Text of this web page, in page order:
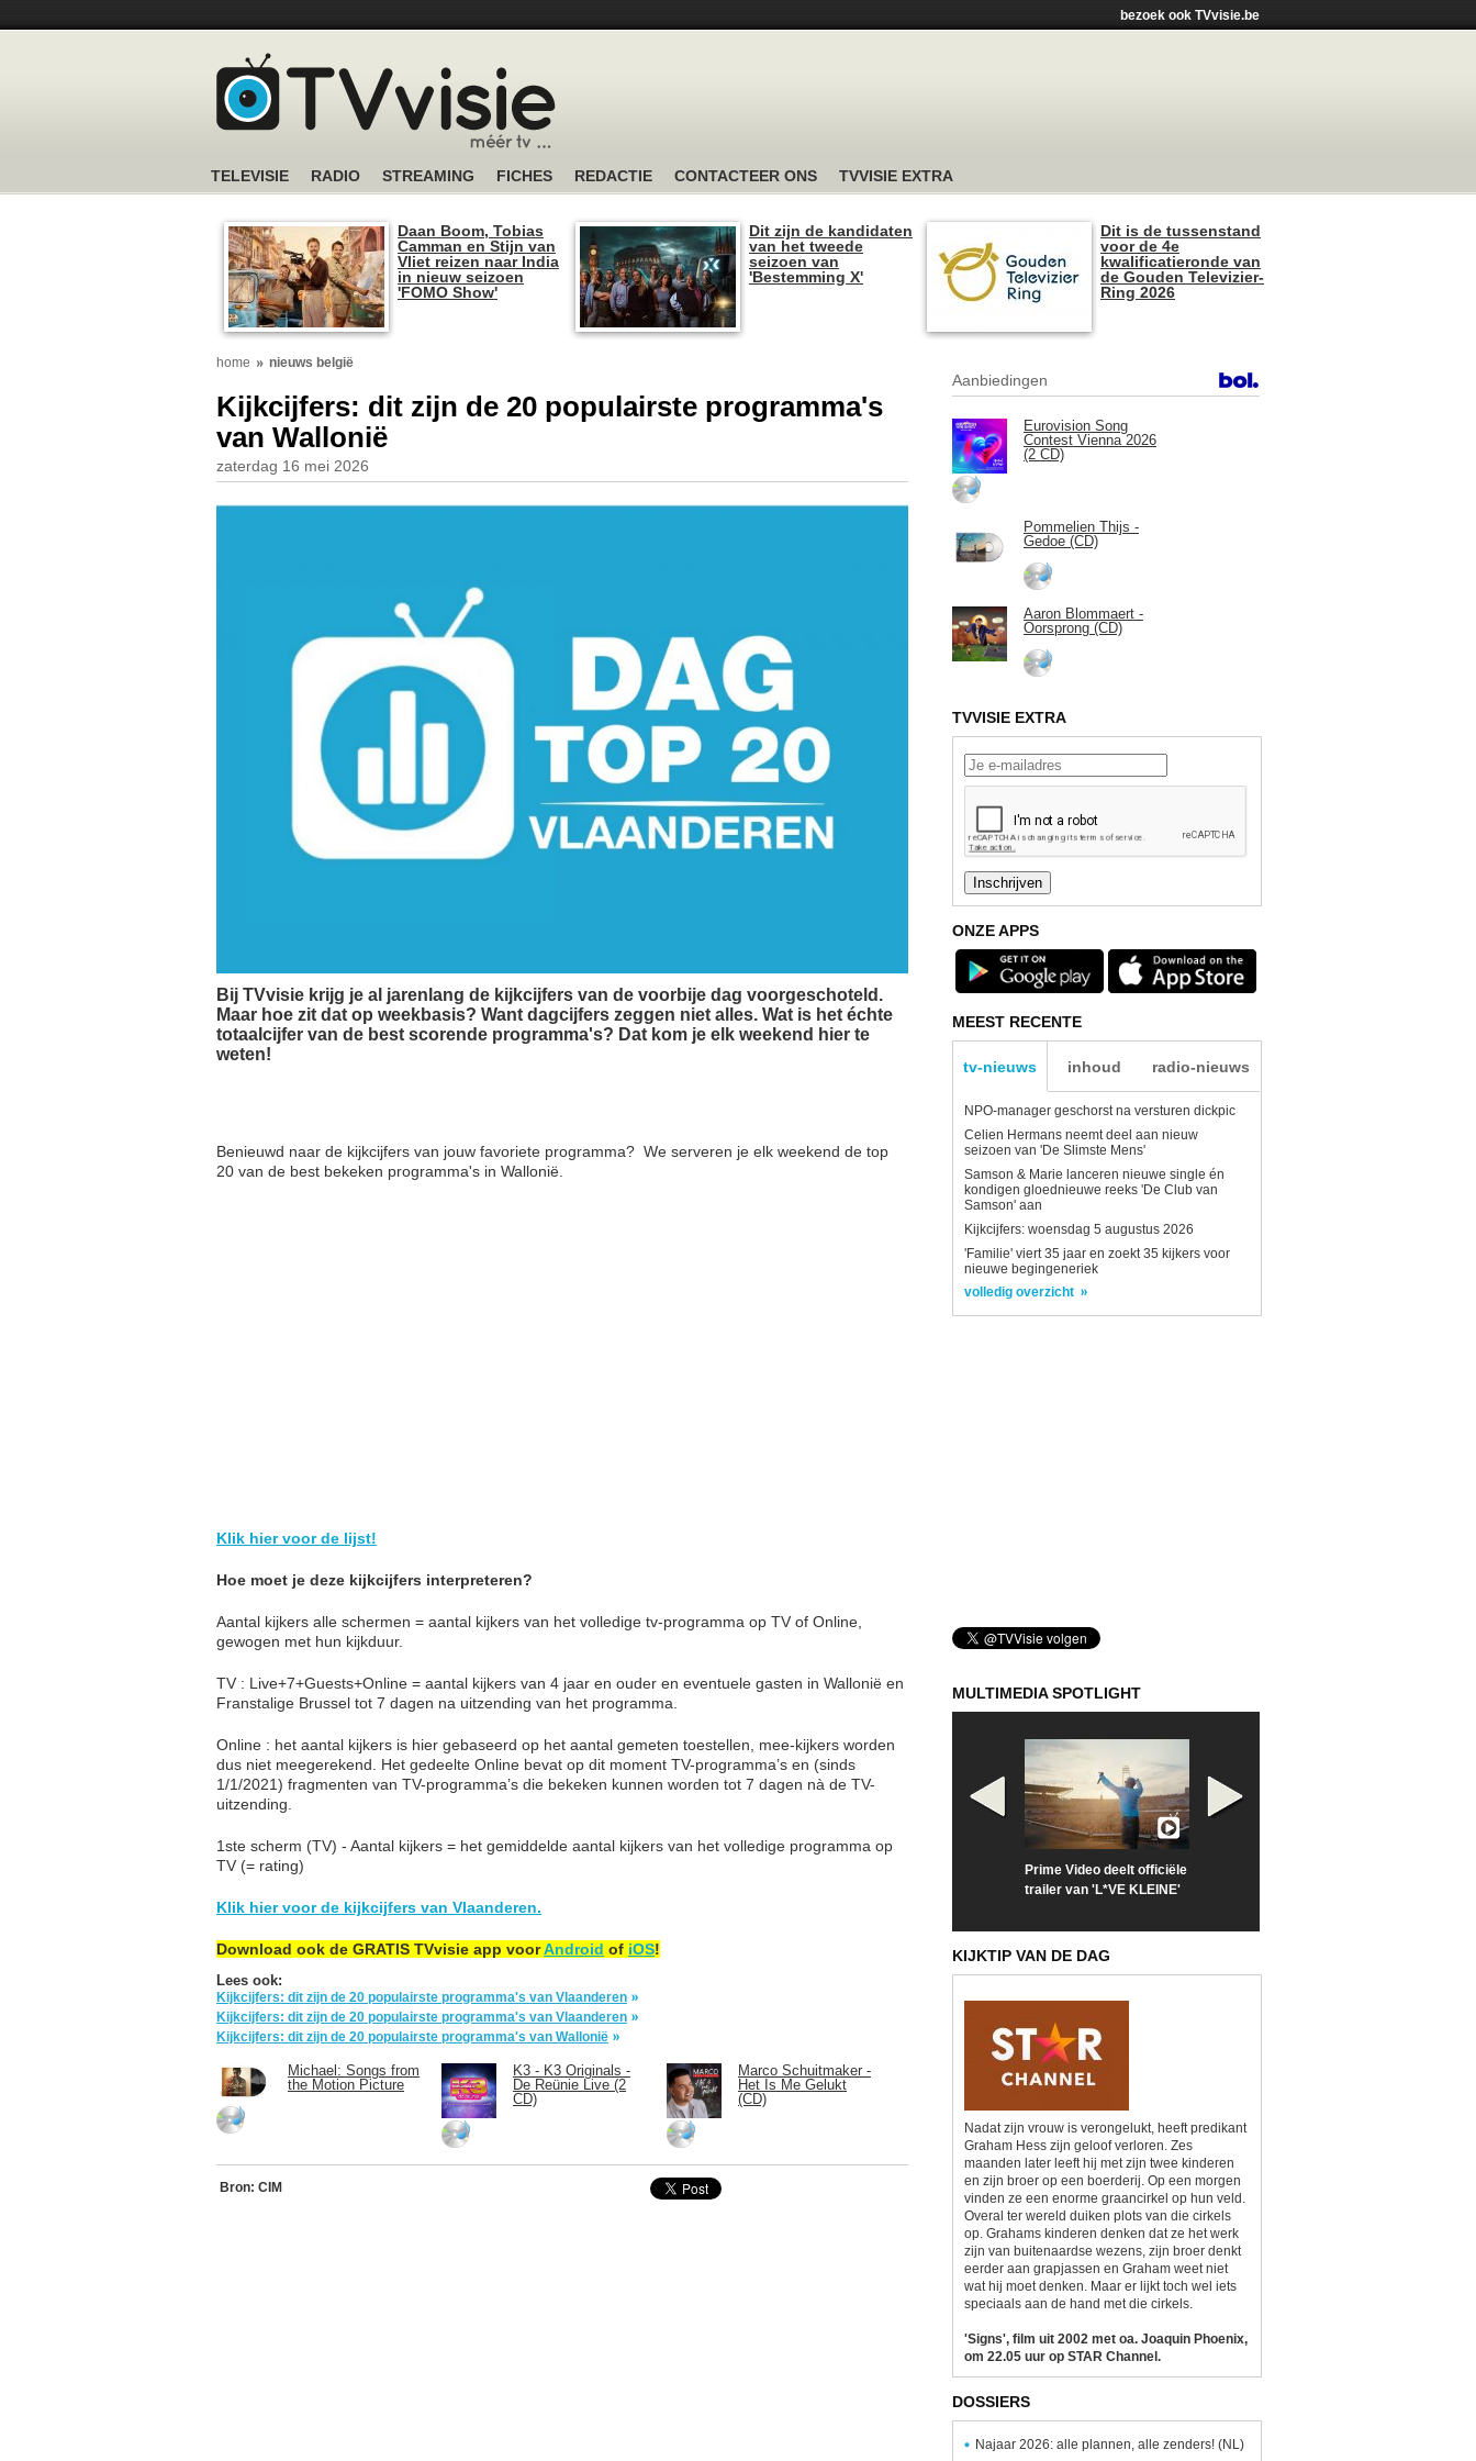
bezoek ook TVvisie.be
TELEVISIE RADIO STREAMING FICHES REDACTIE CONTACTEER ONS TVVISIE EXTRA
Daan Boom, Tobias
Camman en Stijn van
Vliet reizen naar India
in nieuw seizoen
'FOMO Show'
Dit zijn de kandidaten
van het tweede
seizoen van
'Bestemming X'
Dit is de tussenstand
voor de 4e
kwalificatieronde van
de Gouden Televizier-
Ring 2026
home nieuws belgië
Kijkcijfers: dit zijn de 20 populairste programma's
van Wallonië
zaterdag 16 mei 2026
Bij TVvisie krijg je al jarenlang de kijkcijfers van de voorbije dag voorgeschoteld.
Maar hoe zit dat op weekbasis? Want dagcijfers zeggen niet alles. Wat is het échte
totaalcijfer van de best scorende programma's? Dat kom je elk weekend hier te
weten!
Benieuwd naar de kijkcijfers van jouw favoriete programma? We serveren je elk weekend de top
20 van de best bekeken programma's in Wallonië.
Klik hier voor de lijst!
Hoe moet je deze kijkcijfers interpreteren?
Aantal kijkers alle schermen = aantal kijkers van het volledige tv-programma op TV of Online,
gewogen met hun kijkduur.
TV : Live+7+Guests+Online = aantal kijkers van 4 jaar en ouder en eventuele gasten in Wallonië en
Franstalige Brussel tot 7 dagen na uitzending van het programma.
Online : het aantal kijkers is hier gebaseerd op het aantal gemeten toestellen, mee-kijkers worden
dus niet meegerekend. Het gedeelte Online bevat op dit moment TV-programma’s en (sinds
1/1/2021) fragmenten van TV-programma’s die bekeken kunnen worden tot 7 dagen nà de TV-
uitzending.
1ste scherm (TV) - Aantal kijkers = het gemiddelde aantal kijkers van het volledige programma op
TV (= rating)
Klik hier voor de kijkcijfers van Vlaanderen.
Download ook de GRATIS TVvisie app voorAndroid of iOS!
Lees ook:
Kijkcijfers: dit zijn de 20 populairste programma's van Vlaanderen
Kijkcijfers: dit zijn de 20 populairste programma's van Vlaanderen
Kijkcijfers: dit zijn de 20 populairste programma's van Wallonië
Michael: Songs from
the Motion Picture
K3 - K3 Originals -
De Reünie Live (2
CD)
Marco Schuitmaker -
Het Is Me Gelukt
(CD)
Bron: CIM
Aanbiedingen
Eurovision Song
Contest Vienna 2026
(2 CD)
Pommelien Thijs -
Gedoe (CD)
Aaron Blommaert -
Oorsprong (CD)
TVVISIE EXTRA
ONZE APPS
MEEST RECENTE
tv-nieuws inhoud radio-nieuws
NPO-manager geschorst na versturen dickpic
Celien Hermans neemt deel aan nieuw
seizoen van 'De Slimste Mens'
Samson & Marie lanceren nieuwe single én
kondigen gloednieuwe reeks 'De Club van
Samson' aan
Kijkcijfers: woensdag 5 augustus 2026
'Familie' viert 35 jaar en zoekt 35 kijkers voor
nieuwe begingeneriek
volledig overzicht
MULTIMEDIA SPOTLIGHT
Prime Video deelt officiële
trailer van 'L*VE KLEINE'
KIJKTIP VAN DE DAG
Nadat zijn vrouw is verongelukt, heeft predikant
Graham Hess zijn geloof verloren. Zes
maanden later leeft hij met zijn twee kinderen
en zijn broer op een boerderij. Op een morgen
vinden ze een enorme graancirkel op hun veld.
Overal ter wereld duiken plots van die cirkels
op. Grahams kinderen denken dat ze het werk
zijn van buitenaardse wezens, zijn broer denkt
eerder aan grapjassen en Graham weet niet
wat hij moet denken. Maar er lijkt toch wel iets
speciaals aan de hand met die cirkels.
'Signs', film uit 2002 met oa. Joaquin Phoenix,
om 22.05 uur op STAR Channel.
DOSSIERS
Najaar 2026: alle plannen, alle zenders! (NL)